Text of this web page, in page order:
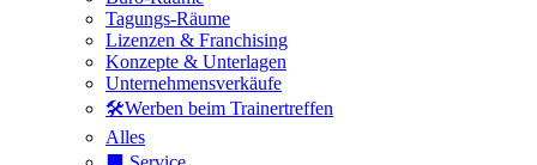
Tagungs-Räume
Lizenzen & Franchising
Konzepte & Unterlagen
Unternehmensverkäufe
🛠️Werben beim Trainertreffen
Alles